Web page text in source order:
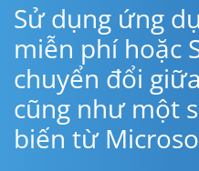
Sử dụng ứng
miễn phí hoặc
chuyển đổi
cũng như một
biến từ